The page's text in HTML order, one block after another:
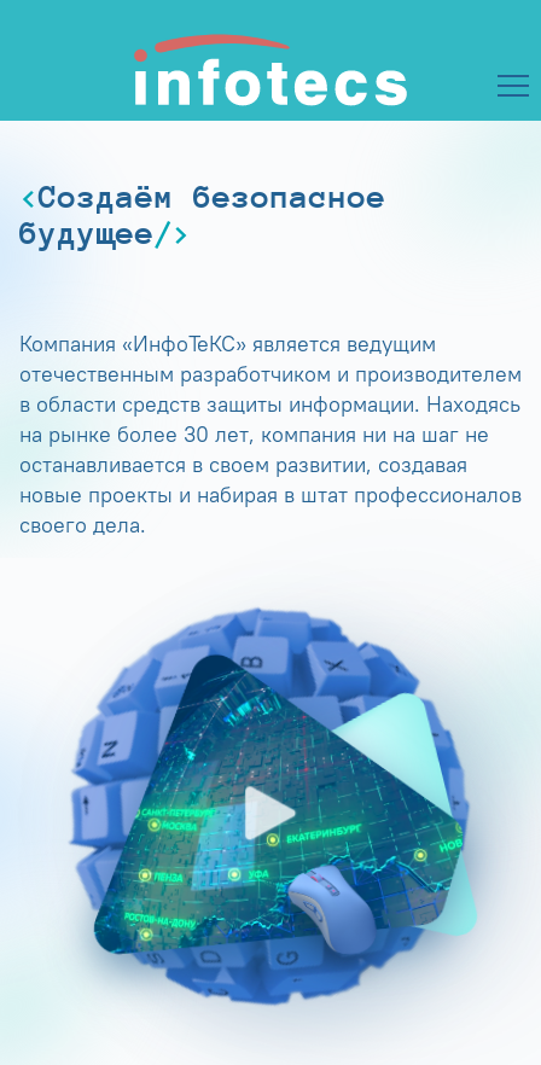
Создаём безопасное
будущее
Компания «ИнфоТеКС» является ведущим
отечественным разработчиком и производителем
в области средств защиты информации. Находясь
на рынке более 30 лет, компания ни на шаг не
останавливается в своем развитии, создавая
новые проекты и набирая в штат профессионалов
своего дела.